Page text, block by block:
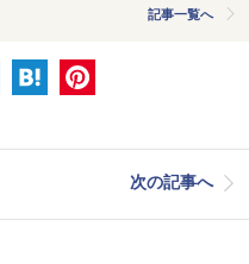
記事一覧へ
次の記事へ